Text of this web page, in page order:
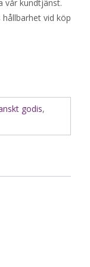
vår kundtjänst.
vid köp
godis,